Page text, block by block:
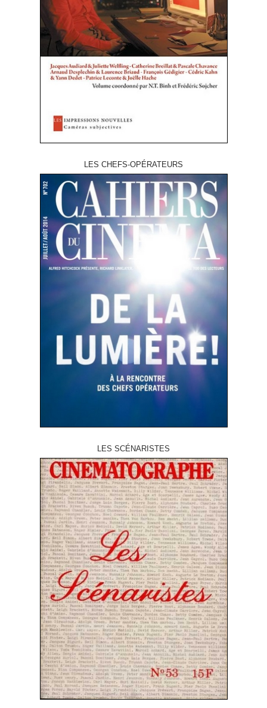
LES CHEFS-OPÉRATEURS
LES SCÉNARISTES